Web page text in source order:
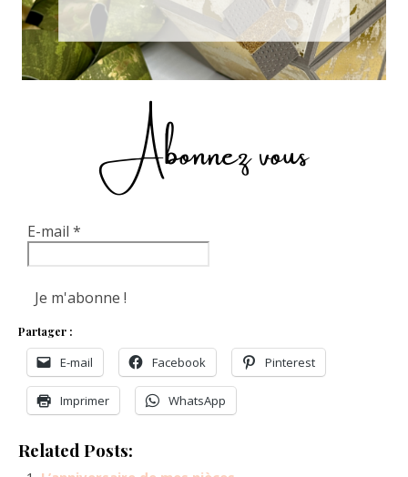
Abonnez vous
E-mail *
Partager :
E-mail Facebook Pinterest
Imprimer WhatsApp
Related Posts: